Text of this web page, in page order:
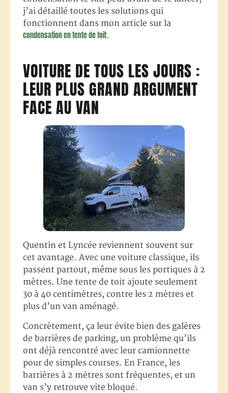
j’ai détaillé toutes les solutions qui
fonctionnent dans mon article sur la
condensation en tente de toit.
VOITURE DE TOUS LES JOURS :
LEUR PLUS GRAND ARGUMENT
FACE AU VAN
Quentin et Lyncée reviennent souvent sur
cet avantage. Avec une voiture classique, ils
passent partout, même sous les portiques à 2
mètres. Une tente de toit ajoute seulement
30 à 40 centimètres, contre les 2 mètres et
plus d’un van aménagé.
Concrètement, ça leur évite bien des galères
de barrières de parking, un problème qu’ils
ont déjà rencontré avec leur camionnette
pour de simples courses. En France, les
barrières à 2 mètres sont fréquentes, et un
van s’y retrouve vite bloqué.